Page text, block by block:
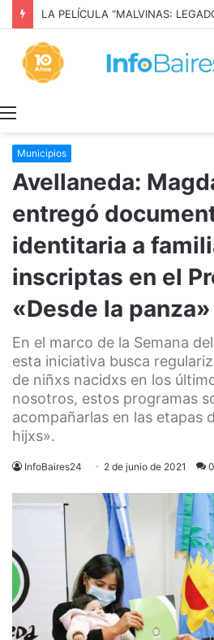
Municipios
Avellaneda:
entregó
identitaria a
inscriptas en el
«Desde la panza»
En el marco de la Semana
esta iniciativa busca
de niñxs nacidxs en los
nosotros, estos programas
acompañarlas en las etapas
hijxs».
InfoBaires24 2 de junio de 2021 0